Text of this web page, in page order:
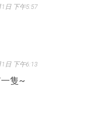
日 下午5:57
日 下午6:13
隻~